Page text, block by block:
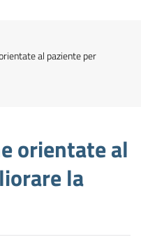
al paziente per
orientate al
la